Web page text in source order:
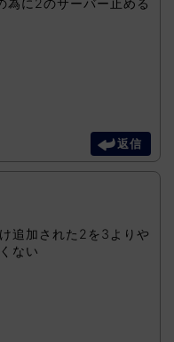
為に2のサーバー止める
返信
追加された2を3よりや
ない